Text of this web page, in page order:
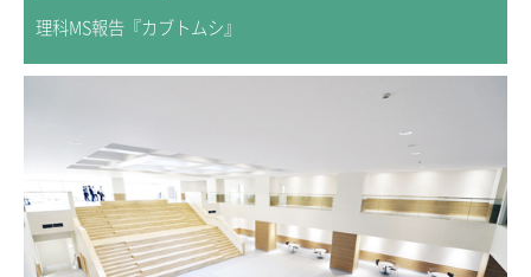
理科MS報告『カブトムシ』